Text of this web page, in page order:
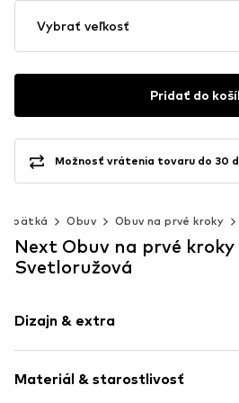
Vybrať veľkosť
Pridať do
Možnosť vrátenia tovaru do 30
Obuv Obuv na prvé kroky
Next Obuv na prvé
Svetloružová
Dizajn & extra
Eko koža
Materiál & starostlivosť